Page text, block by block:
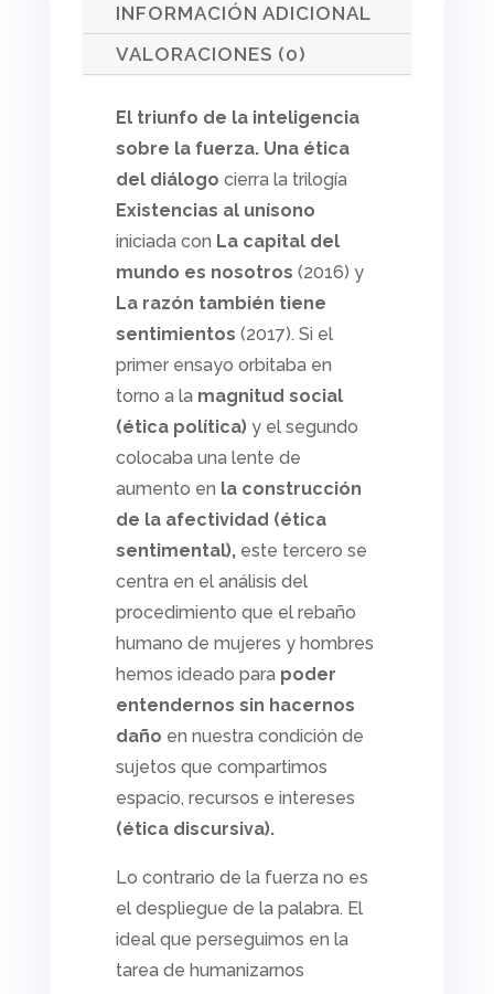
INFORMACIÓN ADICIONAL
VALORACIONES (0)
El triunfo de la inteligencia
sobre la fuerza. Una ética
del diálogo cierra la trilogía
Existencias al unísono
iniciada con La capital del
mundo es nosotros (2016) y
La razón también tiene
sentimientos (2017). Si el
primer ensayo orbitaba en
torno a la magnitud social
(ética política)y el segundo
colocaba una lente de
aumento en la construcción
de la afectividad (ética
sentimental),este tercero se
centra en el análisis del
procedimiento que el rebaño
humano de mujeres y hombres
hemos ideado para poder
entendernos sin hacernos
daño en nuestra condición de
sujetos que compartimos
espacio, recursos e intereses
(ética discursiva).
Lo contrario de la fuerza no es
el despliegue de la palabra. El
ideal que perseguimos en la
tarea de humanizarnos